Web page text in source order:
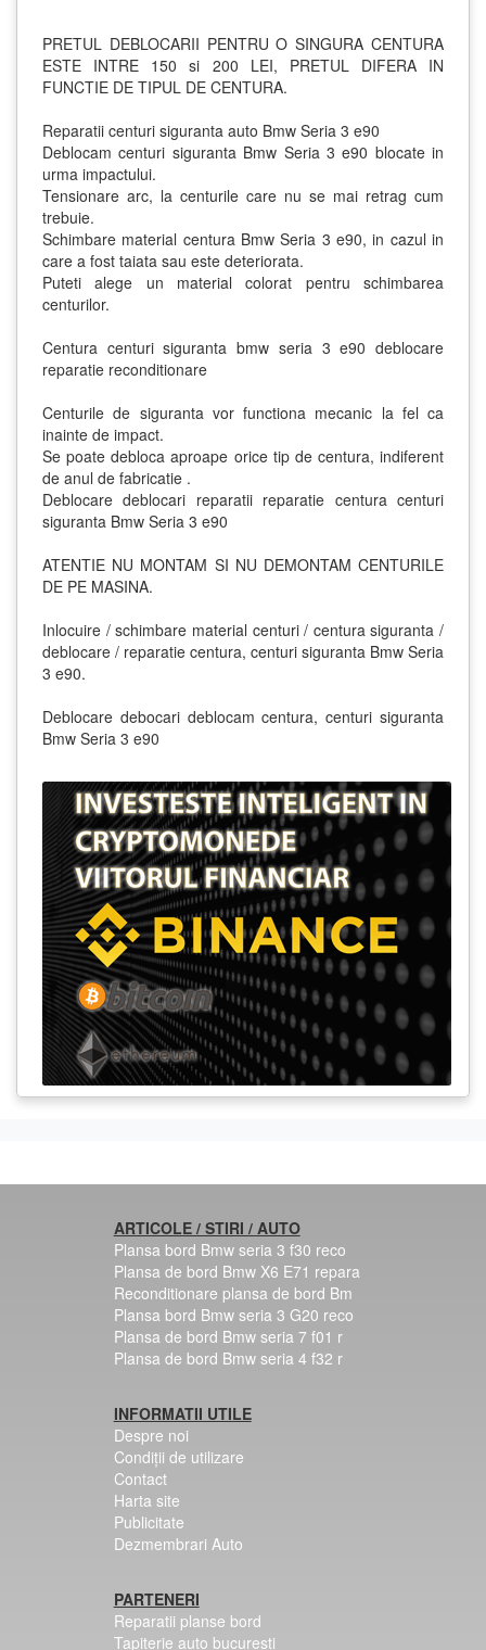
PRETUL DEBLOCARII PENTRU O SINGURA CENTURA
ESTE INTRE 150 si 200 LEI, PRETUL DIFERA IN
FUNCTIE DE TIPUL DE CENTURA.
Reparatii centuri siguranta auto Bmw Seria 3 e90
Deblocam centuri siguranta Bmw Seria 3 e90 blocate in
urma impactului.
Tensionare arc, la centurile care nu se mai retrag cum
trebuie.
Schimbare material centura Bmw Seria 3 e90, in cazul in
care a fost taiata sau este deteriorata.
Puteti alege un material colorat pentru schimbarea
centurilor.
Centura centuri siguranta bmw seria 3 e90 deblocare
reparatie reconditionare
Centurile de siguranta vor functiona mecanic la fel ca
inainte de impact.
Se poate debloca aproape orice tip de centura, indiferent
de anul de fabricatie .
Deblocare deblocari reparatii reparatie centura centuri
siguranta Bmw Seria 3 e90
ATENTIE NU MONTAM SI NU DEMONTAM CENTURILE
DE PE MASINA.
Inlocuire / schimbare material centuri / centura siguranta /
deblocare / reparatie centura, centuri siguranta Bmw Seria
3 e90.
Deblocare debocari deblocam centura, centuri siguranta
Bmw Seria 3 e90
ARTICOLE / STIRI / AUTO
Plansa bord Bmw seria 3 f30 reco
Plansa de bord Bmw X6 E71 repara
Reconditionare plansa de bord Bm
Plansa bord Bmw seria 3 G20 reco
Plansa de bord Bmw seria 7 f01 r
Plansa de bord Bmw seria 4 f32 r
INFORMATII UTILE
Despre noi
Condiții de utilizare
Contact
Harta site
Publicitate
Dezmembrari Auto
PARTENERI
Reparatii planse bord
Tapiterie auto bucuresti